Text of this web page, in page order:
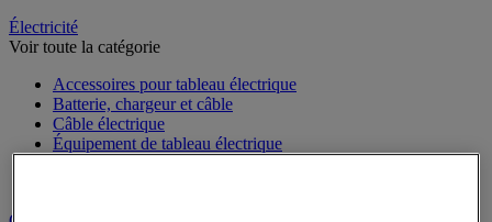
Électricité
Voir toute la catégorie
Accessoires pour tableau électrique
Batterie, chargeur et câble
Câble électrique
Équipement de tableau électrique